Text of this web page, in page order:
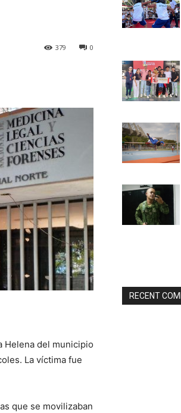
0
379
Helena del municipio
La víctima fue
que se movilizaban
RECENT